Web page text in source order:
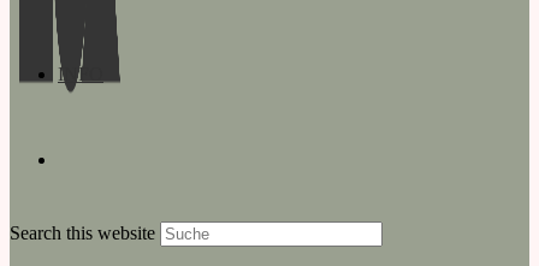
INFO
Search this website